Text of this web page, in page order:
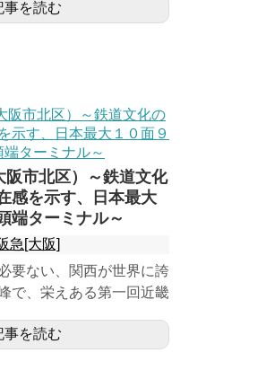
て...
事を読む
市北区）～鉄道文化
感を示す、日本最大
端ターミナル～
急[大阪]
要ない、関西が世界に誇
で、栄えある第一回近畿
来...
事を読む